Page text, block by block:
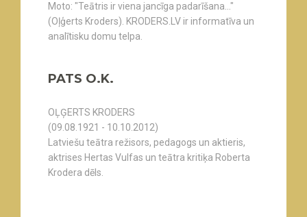
Moto: "Teātris ir viena jancīga padarīšana..."
(Oļģerts Kroders). KRODERS.LV ir informatīva un
analītisku domu telpa.
PATS O.K.
OĻĢERTS KRODERS
(09.08.1921 - 10.10.2012)
Latviešu teātra režisors, pedagogs un aktieris,
aktrises Hertas Vulfas un teātra kritiķa Roberta
Krodera dēls.